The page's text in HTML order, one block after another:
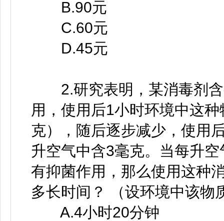
B.90元
C.60元
D.45元
2.研究表明，某消毒剂含
用，使用后1小时环境中这
克），随后逐步减少，使用
升空气中含3毫克。当每升
有抑菌作用，那么使用这种
多长时间？ （设环境中该物
A.4小时20分钟